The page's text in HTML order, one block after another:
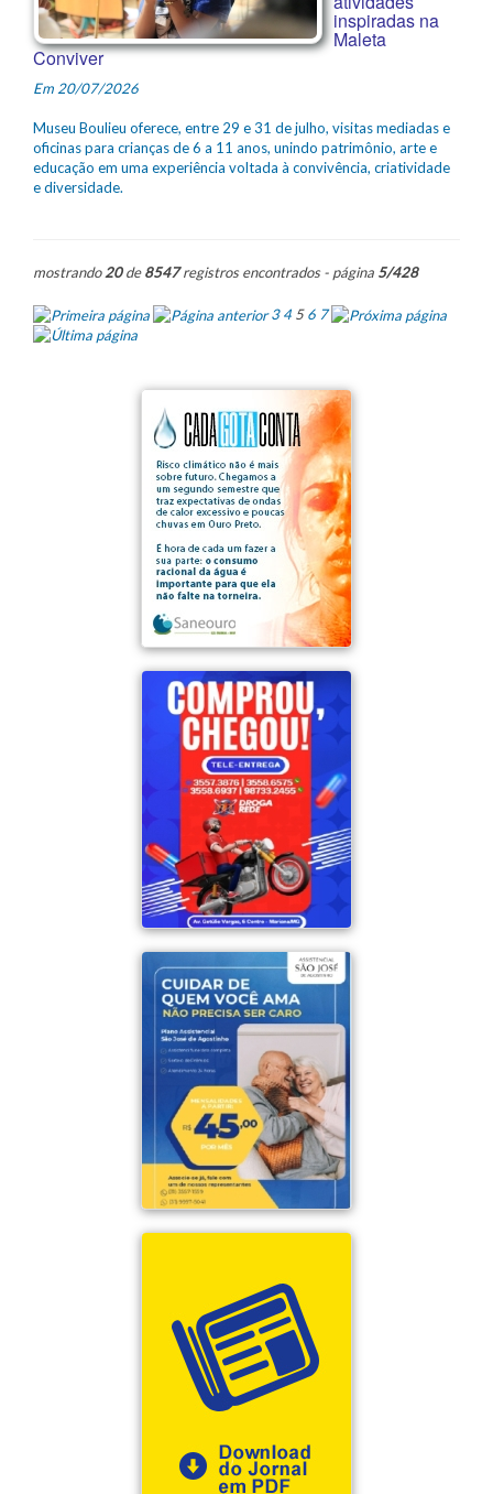
inspiradas na
Maleta
Conviver
Em 20/07/2026
Museu Boulieu oferece, entre 29 e 31 de julho, visitas mediadas e
oficinas para crianças de 6 a 11 anos, unindo patrimônio, arte e
educação em uma experiência voltada à convivência, criatividade
e diversidade.
mostrando20de8547registros encontrados - página 5/428
3 4 56 7